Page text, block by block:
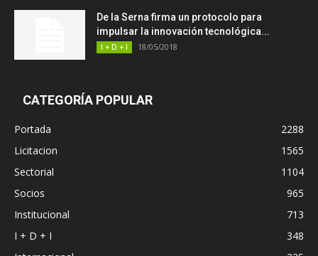
De la Serna firma un protocolo para
impulsar la innovación tecnológica...
I + D + I 18/05/2018
CATEGORÍA POPULAR
Portada
2288
Licitacion
1565
Sectorial
1104
Socios
965
Institucional
713
I + D + I
348